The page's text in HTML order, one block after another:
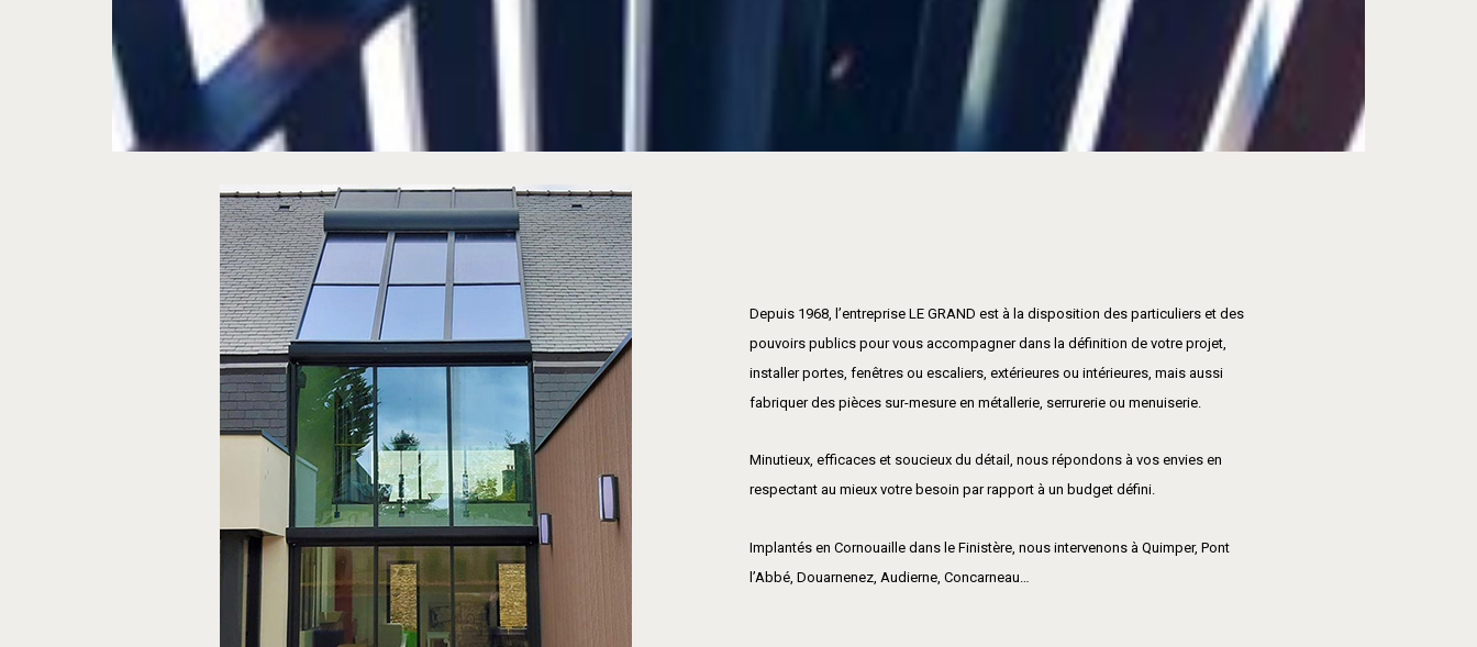
Depuis 1968, l’entreprise LE GRAND est à la disposition des particuliers et des
pouvoirs publics pour vous accompagner dans la définition de votre projet,
installer portes, fenêtres ou escaliers, extérieures ou intérieures, mais aussi
fabriquer des pièces sur-mesure en métallerie, serrurerie ou menuiserie.
Minutieux, efficaces et soucieux du détail, nous répondons à vos envies en
respectant au mieux votre besoin par rapport à un budget défini.
Implantés en Cornouaille dans le Finistère, nous intervenons à Quimper, Pont
l’Abbé, Douarnenez, Audierne, Concarneau…